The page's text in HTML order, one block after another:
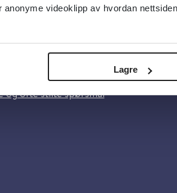
anonyme videoklipp av hvordan
Lagre
og ofte stilte spørsmål